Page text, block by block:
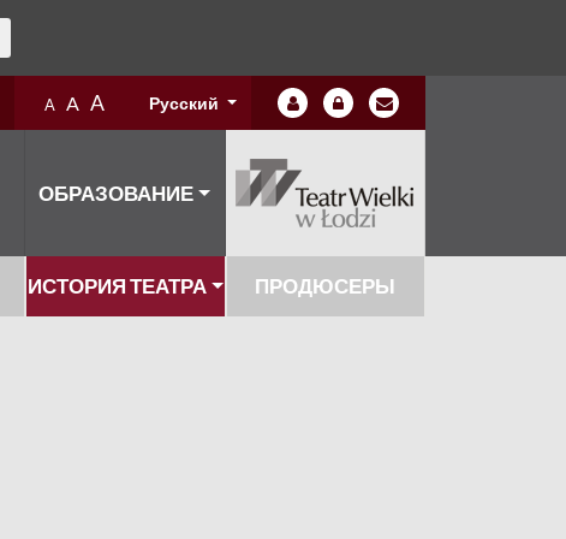
A A A Русский
ИСТОРИЯ ТЕАТРА ПРОДЮСЕРЫ
ОБРАЗОВАНИЕ